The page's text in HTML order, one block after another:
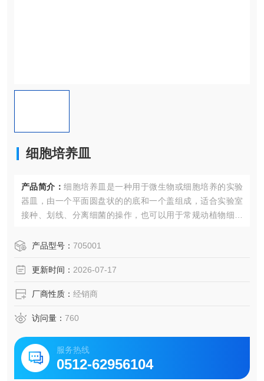
细胞培养皿
产品简介： 细胞培养皿是一种用于微生物或细胞培养的实验
器皿，由一个平面圆盘状的的底和一个盖组成，适合实验室
接种、划线、分离细菌的操作，也可以用于常规动植物细胞
产品型号： 705001
更新时间： 2026-07-17
厂商性质： 经销商
访问量： 760
服务热线
0512-62956104